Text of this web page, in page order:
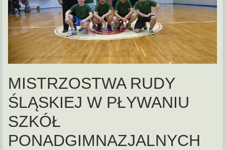
MISTRZOSTWA RUDY
ŚLĄSKIEJ W PŁYWANIU
SZKÓŁ
PONADGIMNAZJALNYCH